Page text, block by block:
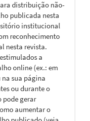
distribuição não-
publicada nesta
institucional
reconhecimento
nesta revista.
a
online (ex.: em
sua página
ou durante o
pode gerar
aumentar o